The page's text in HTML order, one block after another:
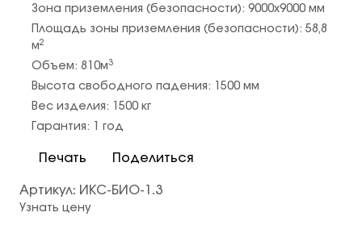
Зона приземления (безопасности): 9000х9000 мм
Площадь зоны приземления (безопасности): 58,8
м2
Объем: 810м3
Высота свободного падения: 1500мм
Вес изделия:
1500 кг
Гарантия:
1 год
Печать Поделиться
Артикул: ИКС-БИО-1.3
Узнать цену